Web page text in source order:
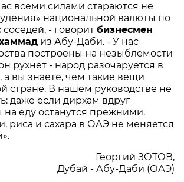
всеми силами стараются не
национальной валюты по
- говоритбизнесмен
из Абу-Даби. - У нас
построены на незыблемости
рухнет - народ разочаруется в
а вы знаете, чем такие вещи
стране. В нашем руководстве не
даже если дирхам вдруг
на еду останутся прежними.
риса и сахара в ОАЭ не меняется
Георгий ЗОТОВ,
Дубай - Абу-Даби (ОАЭ)